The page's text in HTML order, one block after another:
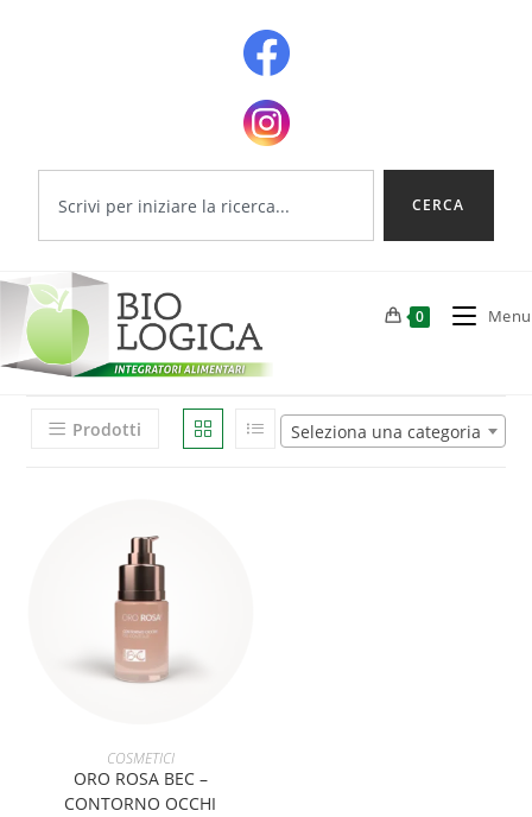
CERCA
0 Menu
Seleziona una categoria
Prodotti
AGGIUNGI AL CARRELLO
COSMETICI
ORO ROSA BEC –
CONTORNO OCCHI